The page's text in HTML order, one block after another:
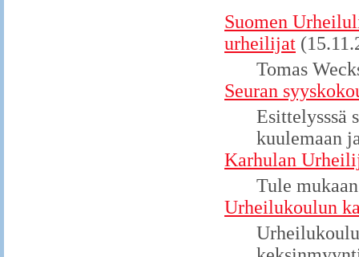
Suomen
urheilijat
Tomas
Seuran
Esittelysssä
kuulemaan
Karhulan
Tule
Urheilukoulun